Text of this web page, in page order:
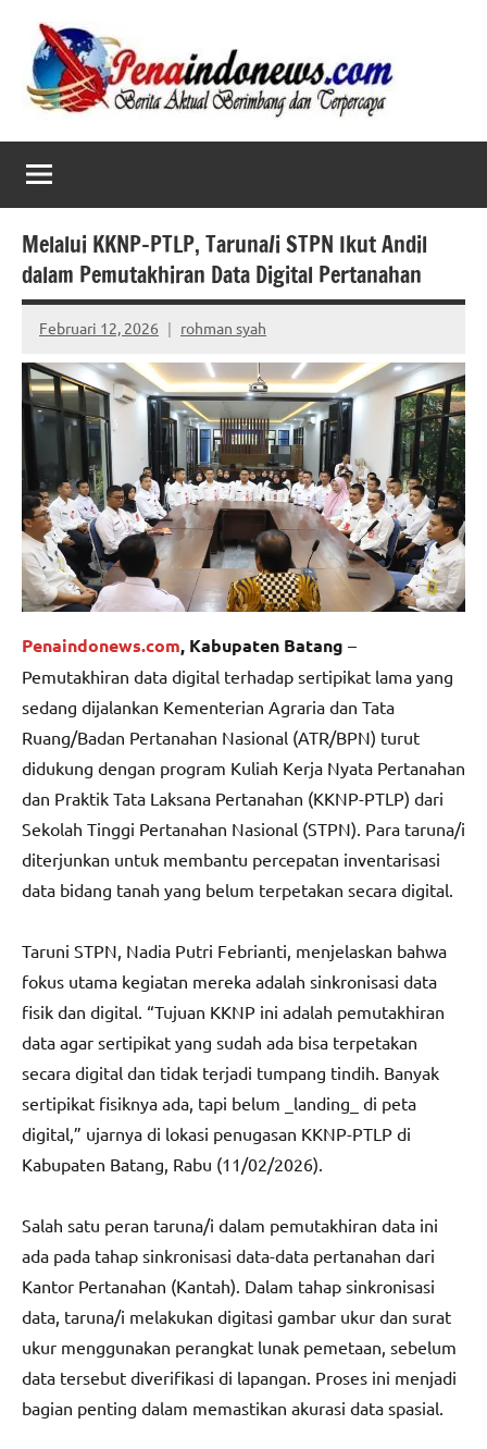
content
Melalui KKNP-PTLP, Taruna/i STPN Ikut Andil
dalam Pemutakhiran Data Digital Pertanahan
Februari 12, 2026 rohman syah
No
comments
Penaindonews.com, Kabupaten Batang –
Pemutakhiran data digital terhadap sertipikat lama yang
sedang dijalankan Kementerian Agraria dan Tata
Ruang/Badan Pertanahan Nasional (ATR/BPN) turut
didukung dengan program Kuliah Kerja Nyata Pertanahan
dan Praktik Tata Laksana Pertanahan (KKNP-PTLP) dari
Sekolah Tinggi Pertanahan Nasional (STPN). Para taruna/i
diterjunkan untuk membantu percepatan inventarisasi
data bidang tanah yang belum terpetakan secara digital.
Taruni STPN, Nadia Putri Febrianti, menjelaskan bahwa
fokus utama kegiatan mereka adalah sinkronisasi data
fisik dan digital. “Tujuan KKNP ini adalah pemutakhiran
data agar sertipikat yang sudah ada bisa terpetakan
secara digital dan tidak terjadi tumpang tindih. Banyak
sertipikat fisiknya ada, tapi belum _landing_ di peta
digital,” ujarnya di lokasi penugasan KKNP-PTLP di
Kabupaten Batang, Rabu (11/02/2026).
Salah satu peran taruna/i dalam pemutakhiran data ini
ada pada tahap sinkronisasi data-data pertanahan dari
Kantor Pertanahan (Kantah). Dalam tahap sinkronisasi
data, taruna/i melakukan digitasi gambar ukur dan surat
ukur menggunakan perangkat lunak pemetaan, sebelum
data tersebut diverifikasi di lapangan. Proses ini menjadi
bagian penting dalam memastikan akurasi data spasial.